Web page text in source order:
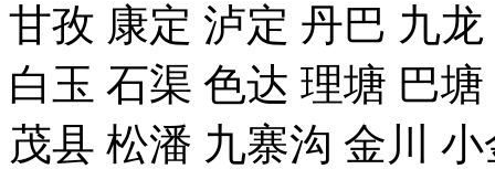
甘孜 康定 泸定 丹巴 九
白玉 石渠 色达 理塘 巴
茂县 松潘 九寨沟 金川